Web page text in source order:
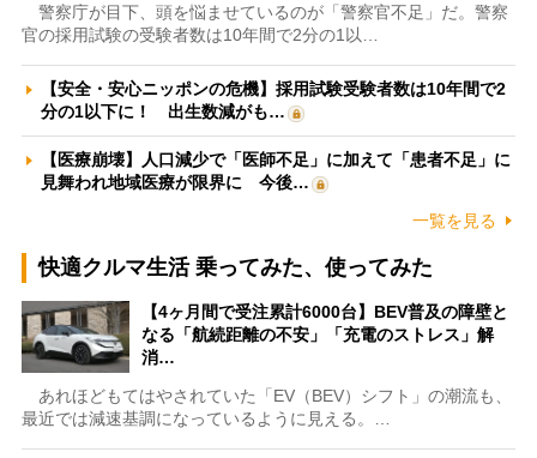
警察庁が目下、頭を悩ませているのが「警察官不足」だ。警察
官の採用試験の受験者数は10年間で2分の1以…
【安全・安心ニッポンの危機】採用試験受験者数は10年間で2
分の1以下に！ 出生数減がも…
【医療崩壊】人口減少で「医師不足」に加えて「患者不足」に
見舞われ地域医療が限界に 今後…
一覧を見る
快適クルマ生活 乗ってみた、使ってみた
【4ヶ月間で受注累計6000台】BEV普及の障壁と
なる「航続距離の不安」「充電のストレス」解
消…
あれほどもてはやされていた「EV（BEV）シフト」の潮流も、
最近では減速基調になっているように見える。…